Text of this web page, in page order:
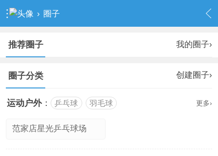
› 圈子
推荐圈子 我的圈子›
圈子分类 创建圈子›
运动户外： 乒乓球 羽毛球 更多›
范家店星光乒乓球场